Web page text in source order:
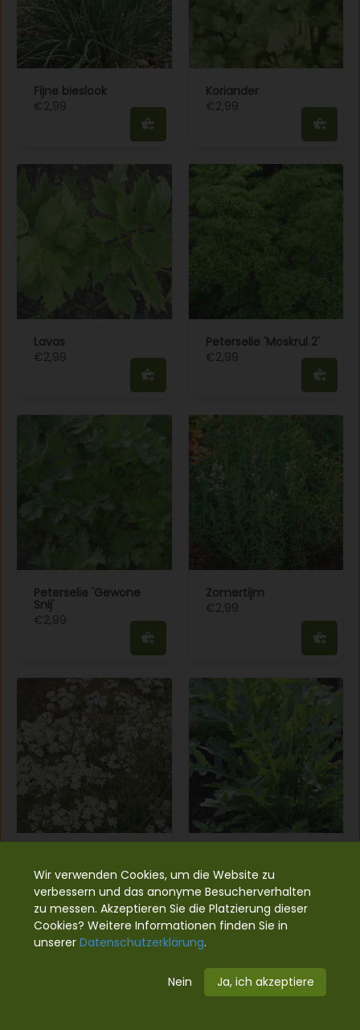
Fijne bieslook
€2,99
Koriander
€2,99
Lavas
€2,99
Peterselie 'Moskrul 2'
€2,99
Peterselie 'Gewone
Snij'
€2,99
Zomertijm
€2,99
€2,99
€3,39
Wir verwenden Cookies, um die Website zu
verbessern und das anonyme Besucherverhalten
zu messen. Akzeptieren Sie die Platzierung dieser
Cookies? Weitere Informationen finden Sie in
unserer Datenschutzerklärung.
Nein Ja, ich akzeptiere